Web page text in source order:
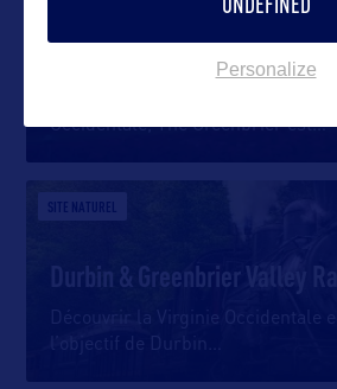
Occidentale, The Greenbrier est…
SITE NATUREL
Durbin & Greenbrier Valley
Découvrir la Virginie Occidentale
l’objectif de Durbin
Personalize